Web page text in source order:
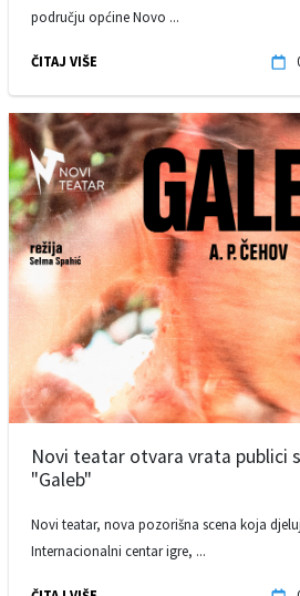
području općine Novo ...
ČITAJ VIŠE
Novi teatar otvara vrata publici
"Galeb"
Novi teatar, nova pozorišna scena koja
Internacionalni centar igre, ...